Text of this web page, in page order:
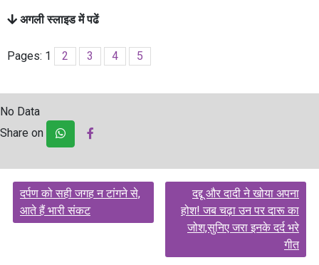
अगली स्लाइड में पढें
Pages: 1 2 3 4 5
No Data
Share on
Post
navigation
दर्पण को सही जगह न टांगने से,
आते हैं भारी संकट
दद्दू और दादी ने खोया अपना
होश! जब चढ़ा उन पर दारू का
जोश,सुनिए जरा इनके दर्द भरे
गीत